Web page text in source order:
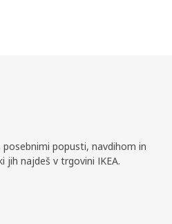
popusti, navdihom in
jih najdeš v trgovini IKEA.